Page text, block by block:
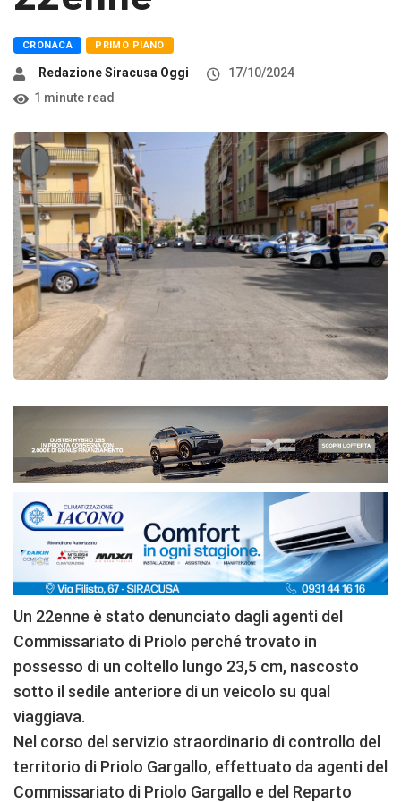
CRONACA PRIMO PIANO
Redazione Siracusa Oggi
17/10/2024
1 minute read
Un 22enne è stato denunciato dagli agenti del
Commissariato di Priolo perché trovato in
possesso di un coltello lungo 23,5 cm, nascosto
sotto il sedile anteriore di un veicolo su qual
viaggiava.
Nel corso del servizio straordinario di controllo del
territorio di Priolo Gargallo, effettuato da agenti del
Commissariato di Priolo Gargallo e del Reparto